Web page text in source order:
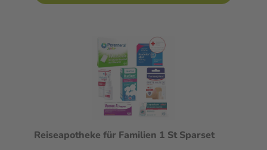
Reiseapotheke für Familien 1 St Sparset